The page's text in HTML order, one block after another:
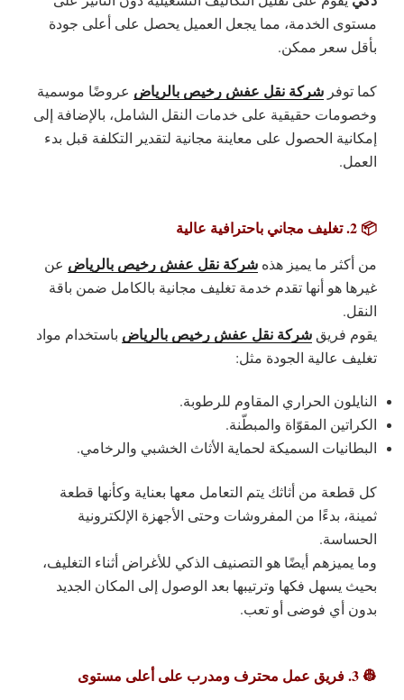
مستوى الخدمة، مما يجعل العميل يحصل على أعلى جودة
بأقل سعر ممكن.
كما توفر شركة نقل عفش رخيص بالرياض عروضًا موسمية
وخصومات حقيقية على خدمات النقل الشامل، بالإضافة إلى
إمكانية الحصول على معاينة مجانية لتقدير التكلفة قبل بدء
العمل.
📦 2. تغليف مجاني باحترافية عالية
من أكثر ما يميز هذه شركة نقل عفش رخيص بالرياض عن
غيرها هو أنها تقدم خدمة تغليف مجانية بالكامل ضمن باقة
النقل.
يقوم فريق شركة نقل عفش رخيص بالرياض باستخدام مواد
تغليف عالية الجودة مثل:
النايلون الحراري المقاوم للرطوبة.
الكراتين المقوّاة والمبطّنة.
البطانيات السميكة لحماية الأثاث الخشبي والرخامي.
كل قطعة من أثاثك يتم التعامل معها بعناية وكأنها قطعة
ثمينة، بدءًا من المفروشات وحتى الأجهزة الإلكترونية
الحساسة.
وما يميزهم أيضًا هو التصنيف الذكي للأغراض أثناء التغليف،
بحيث يسهل فكها وترتيبها بعد الوصول إلى المكان الجديد
بدون أي فوضى أو تعب.
👷 3. فريق عمل محترف ومدرب على أعلى مستوى